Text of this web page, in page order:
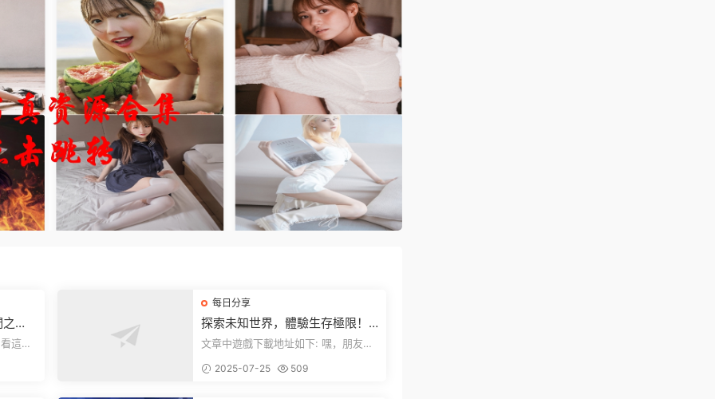
每日分享
探索未知世界，體驗生存極限！
《方舟：生存飛升》v38.9中文版
文章中遊戲下載地址如下: 嘿，朋友
遊戲超火...
2025-07-25 509